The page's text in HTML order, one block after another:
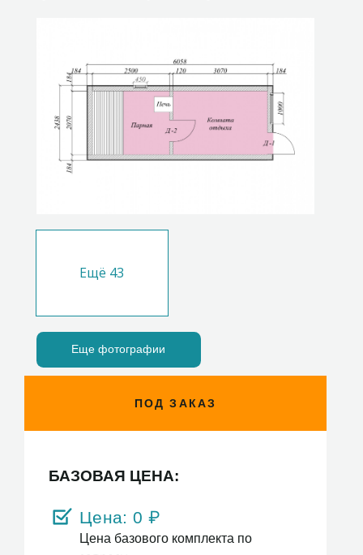
Ещё 43
Еще фотографии
ПОД ЗАКАЗ
БАЗОВАЯ ЦЕНА:
Цена:0 ₽
Цена базового комплекта по